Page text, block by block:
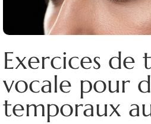
Exercices de
vocale pour
temporaux